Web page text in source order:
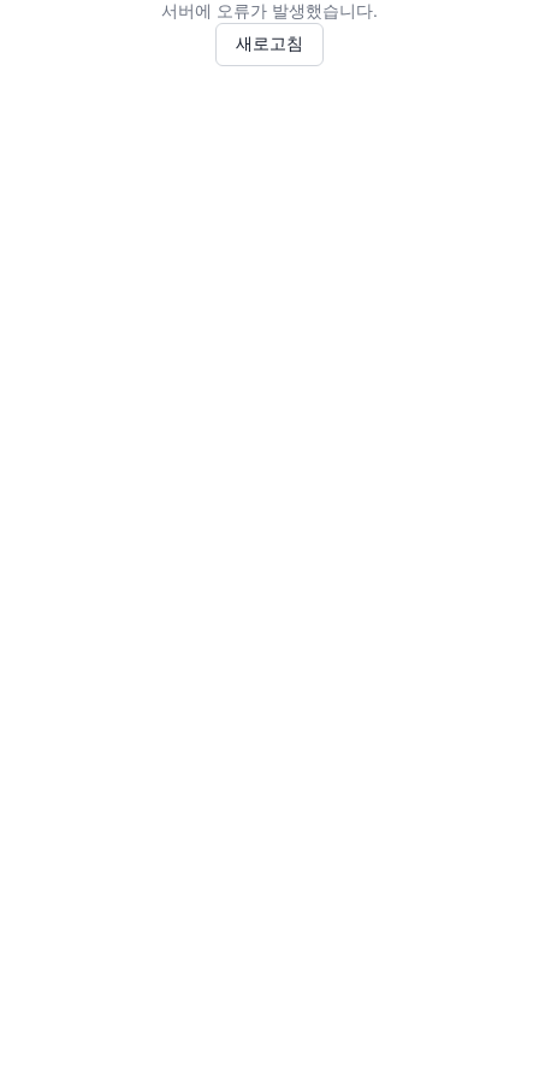
서버에 오류가 발생했습니다.
새로고침